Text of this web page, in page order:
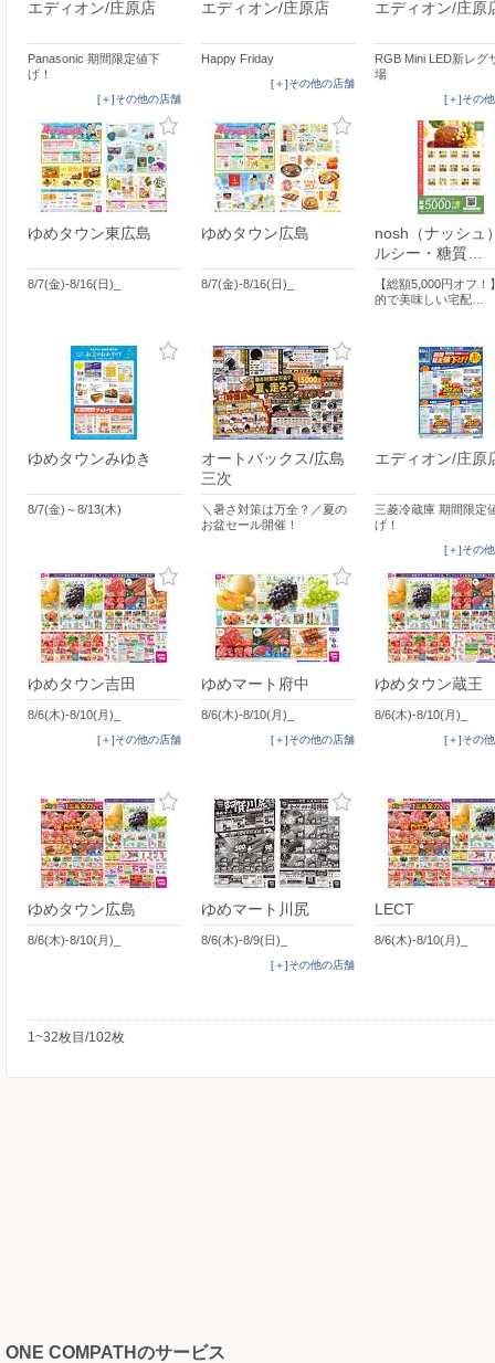
エディオン/庄原店
Panasonic 期間限定値下
げ！
[＋]その他の店舗
エディオン/庄原店
Happy Friday
[＋]その他の店舗
エディオン/庄原
RGB Mini LED新レグ
場
[＋]その
ゆめタウン東広島
8/7(金)-8/16(日)_
ゆめタウン広島
8/7(金)-8/16(日)_
nosh（ナッシュ
ルシー・糖質…
【総額5,000円オフ！
的で美味しい宅配…
ゆめタウンみゆき
8/7(金)～8/13(木)
オートバックス/広島
三次
＼暑さ対策は万全？／夏の
お盆セール開催！
エディオン/庄原
三菱冷蔵庫 期間限定
げ！
[＋]その
ゆめタウン吉田
8/6(木)-8/10(月)_
[＋]その他の店舗
ゆめマート府中
8/6(木)-8/10(月)_
[＋]その他の店舗
ゆめタウン蔵王
8/6(木)-8/10(月)_
[＋]その
ゆめタウン広島
8/6(木)-8/10(月)_
ゆめマート川尻
8/6(木)-8/9(日)_
[＋]その他の店舗
LECT
8/6(木)-8/10(月)_
1~32枚目/102枚
ONE COMPATHのサービス